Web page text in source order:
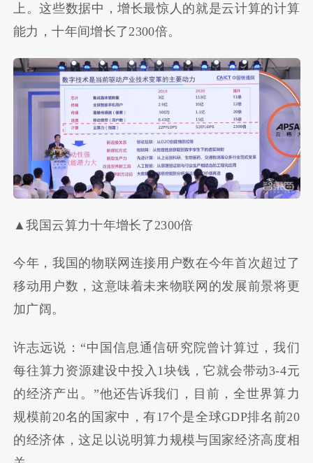
上。这些数据中，增长最惊人的就是云计算的计算
能力，十年间增长了2300倍。
▲我国云算力十年增长了2300倍
今年，我国的物联网连接用户数在今年首次超过了
移动用户数，这意味着未来物联网的发展前景将更
加广阔。
许志远说：“中国信息通信研究院曾计算过，我们
每往算力资源建设中投入1块钱，它就会带动3-4元
的经济产出。”他还告诉我们，目前，全世界算力
规模前20名的国家中，有17个是全球GDP排名前20
的经济体，这足以说明算力规模与国家经济高度相